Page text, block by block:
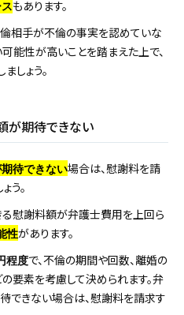
もあります。
相手が不倫の事実を認めていな
能性が高いことを踏まえた上で、
しょう。
が期待できない
待できない場合は、慰謝料を請
う。
慰謝料額が弁護士費用を上回ら
性があります。
程度で、不倫の期間や回数、離婚の
要素を考慮して決められます。弁
きない場合は、慰謝料を請求す